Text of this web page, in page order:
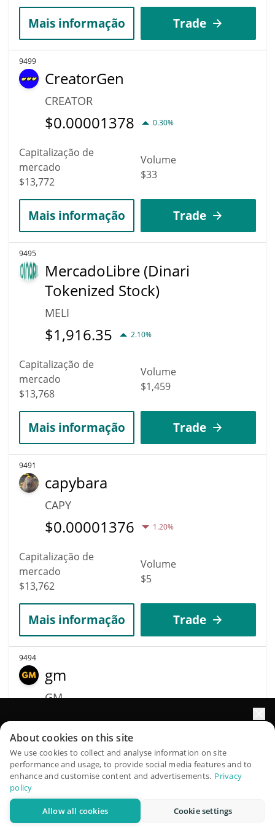
Mais informação Trade
9499
CreatorGen
CREATOR
$0.00001378 0.30%
Capitalização de
mercado
$13,772
Volume
$33
Mais informação Trade
9495
MercadoLibre (Dinari
Tokenized Stock)
MELI
$1,916.35 2.10%
Capitalização de
mercado
$13,768
Volume
$1,459
Mais informação Trade
9491
capybara
CAPY
$0.00001376 1.20%
Capitalização de
mercado
$13,762
Volume
$5
Mais informação Trade
9494
gm
GM
$0.00001376 1.40%
Capitalização de
mercado
$13,756
Volume
$198
Mais informação Trade
QuantPilot é uma plataforma completa de estratégias onde
agentes autônomos criam, fazem backtest e otimizam suas
estratégias e conduzem pesquisas de mercado
Experimente grátis
About cookies on this site
We use cookies to collect and analyse information on site
performance and usage, to provide social media features and to
enhance and customise content and advertisements. Privacy
policy
Allow all cookies Cookie settings